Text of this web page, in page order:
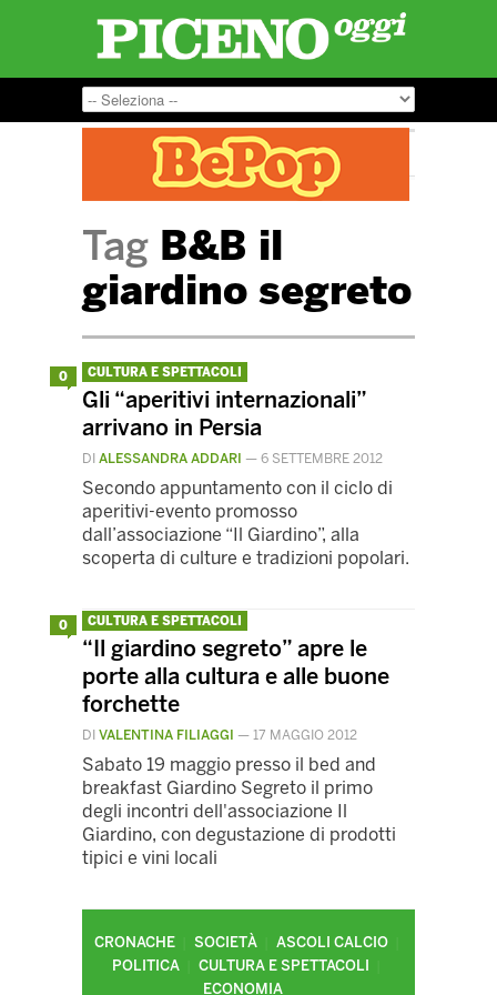
Tag B&B il
giardino segreto
0 CULTURA E SPETTACOLI
Gli “aperitivi internazionali”
arrivano in Persia
DI ALESSANDRA ADDARI — 6 SETTEMBRE 2012
Secondo appuntamento con il ciclo di
aperitivi-evento promosso
dall’associazione “Il Giardino”, alla
scoperta di culture e tradizioni popolari.
0 CULTURA E SPETTACOLI
“Il giardino segreto” apre le
porte alla cultura e alle buone
forchette
DI VALENTINA FILIAGGI — 17 MAGGIO 2012
Sabato 19 maggio presso il bed and
breakfast Giardino Segreto il primo
degli incontri dell'associazione Il
Giardino, con degustazione di prodotti
tipici e vini locali
CRONACHE SOCIETÀ
ASCOLI CALCIO
POLITICA
CULTURA E SPETTACOLI
ECONOMIA